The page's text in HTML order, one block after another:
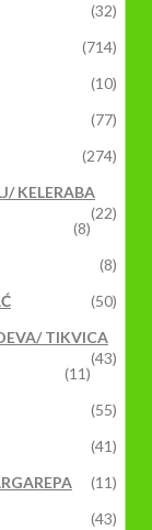
(32)
(714)
(10)
(77)
(274)
KELERABA
(22)
(8)
(8)
(50)
TIKVICA
(43)
(11)
(55)
(41)
(11)
(43)